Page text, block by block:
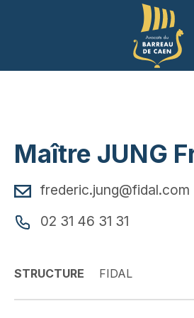
Maître JUNG
frederic.jung@fidal.com
02 31 46 31 31
STRUCTURE FIDAL
Panneau de gestion des cookies